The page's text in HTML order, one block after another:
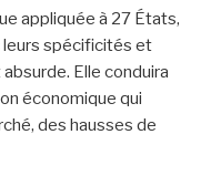
appliquée à 27 États,
spécificités et
Elle conduira
économique qui
des hausses de